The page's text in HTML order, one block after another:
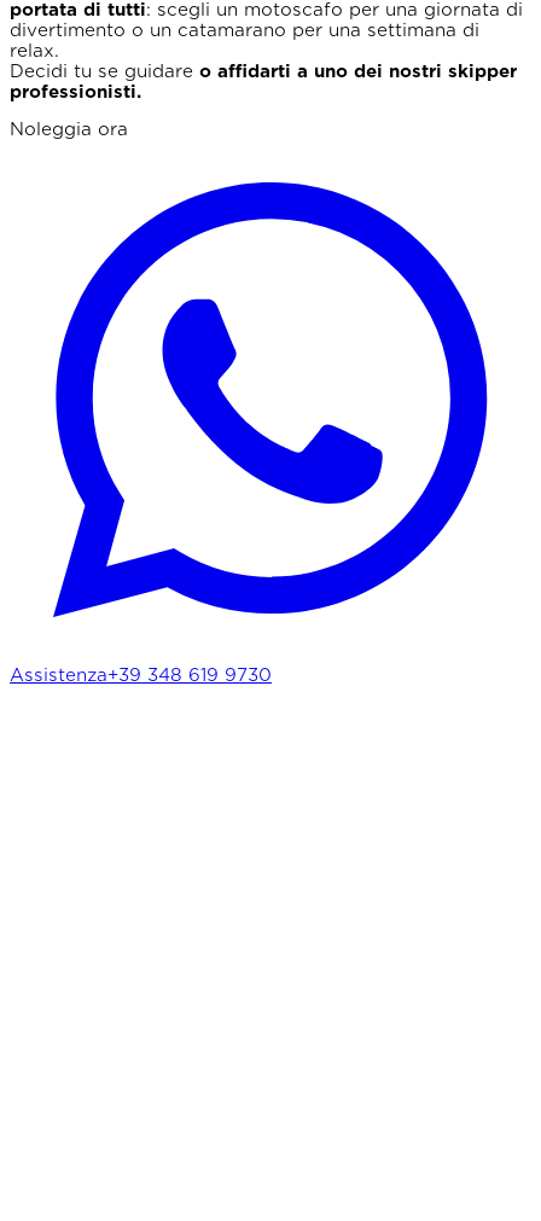
portata di tutti: scegli un motoscafo per una giornata di
divertimento o un catamarano per una settimana di
relax.
Decidi tu se guidare o affidarti a uno dei nostri skipper
professionisti.
Noleggia ora
Assistenza+39 348 619 9730